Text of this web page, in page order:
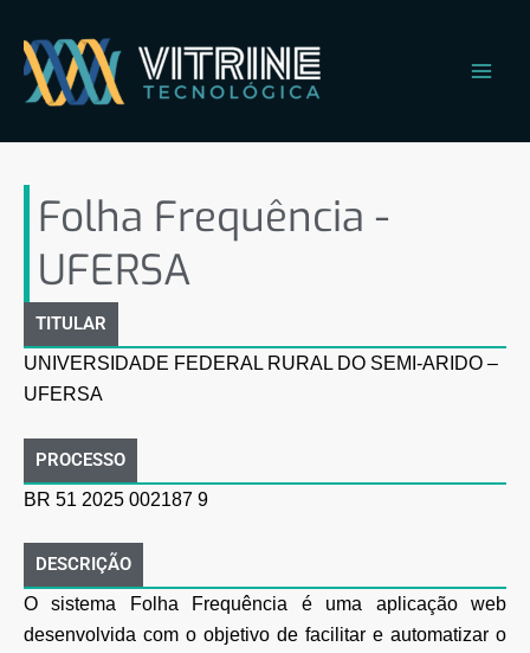
para
conteúdo
Folha Frequência -
UFERSA
TITULAR
UNIVERSIDADE FEDERAL RURAL DO SEMI-ARIDO –
UFERSA
PROCESSO
BR 51 2025 002187 9
DESCRIÇÃO
O sistema Folha Frequência é uma aplicação web
desenvolvida com o objetivo de facilitar e automatizar o